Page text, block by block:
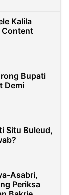
Kalila
Content
Bupati
Demi
Situ Buleud,
Asabri,
Periksa